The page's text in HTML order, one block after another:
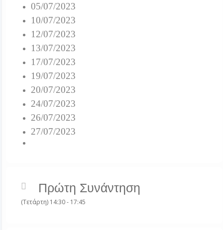
05/07/2023
10/07/2023
12/07/2023
13/07/2023
17/07/2023
19/07/2023
20/07/2023
24/07/2023
26/07/2023
27/07/2023
Πρώτη Συνάντηση
(Τετάρτη) 14:30 - 17:45